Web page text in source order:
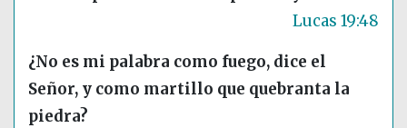
Lucas 19:48
¿No es mi palabra como fuego, dice el
Señor, y como martillo que quebranta la
piedra?